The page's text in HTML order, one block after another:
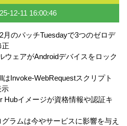
12-11 16:00:46
月のパッチTuesdayで3つのゼロデ
正
ウェアがAndroidデバイスをロック
はInvoke-WebRequestスクリプト
示
Hubイメージが資格情報や認証キ
ラムは今やサービスに影響を与え